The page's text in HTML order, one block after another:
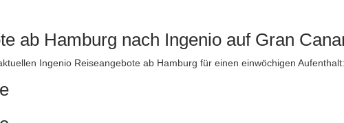
ab Hamburg nach Ingenio auf Gran
Ingenio Reiseangebote ab Hamburg für einen einwöchigen Aufenthalt: